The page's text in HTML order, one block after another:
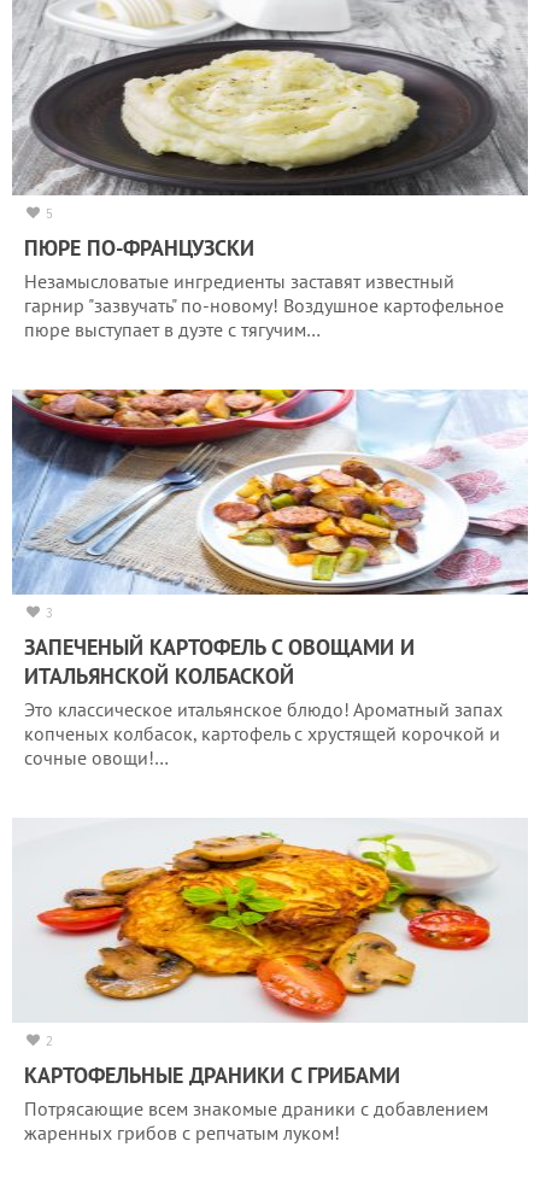
5
ПЮРЕ ПО-ФРАНЦУЗСКИ
Незамысловатые ингредиенты заставят известный
гарнир "зазвучать" по-новому! Воздушное картофельное
пюре выступает в дуэте с тягучим…
3
ЗАПЕЧЕНЫЙ КАРТОФЕЛЬ С ОВОЩАМИ И
ИТАЛЬЯНСКОЙ КОЛБАСКОЙ
Это классическое итальянское блюдо! Ароматный запах
копченых колбасок, картофель с хрустящей корочкой и
сочные овощи!…
2
КАРТОФЕЛЬНЫЕ ДРАНИКИ С ГРИБАМИ
Потрясающие всем знакомые драники с добавлением
жаренных грибов с репчатым луком!